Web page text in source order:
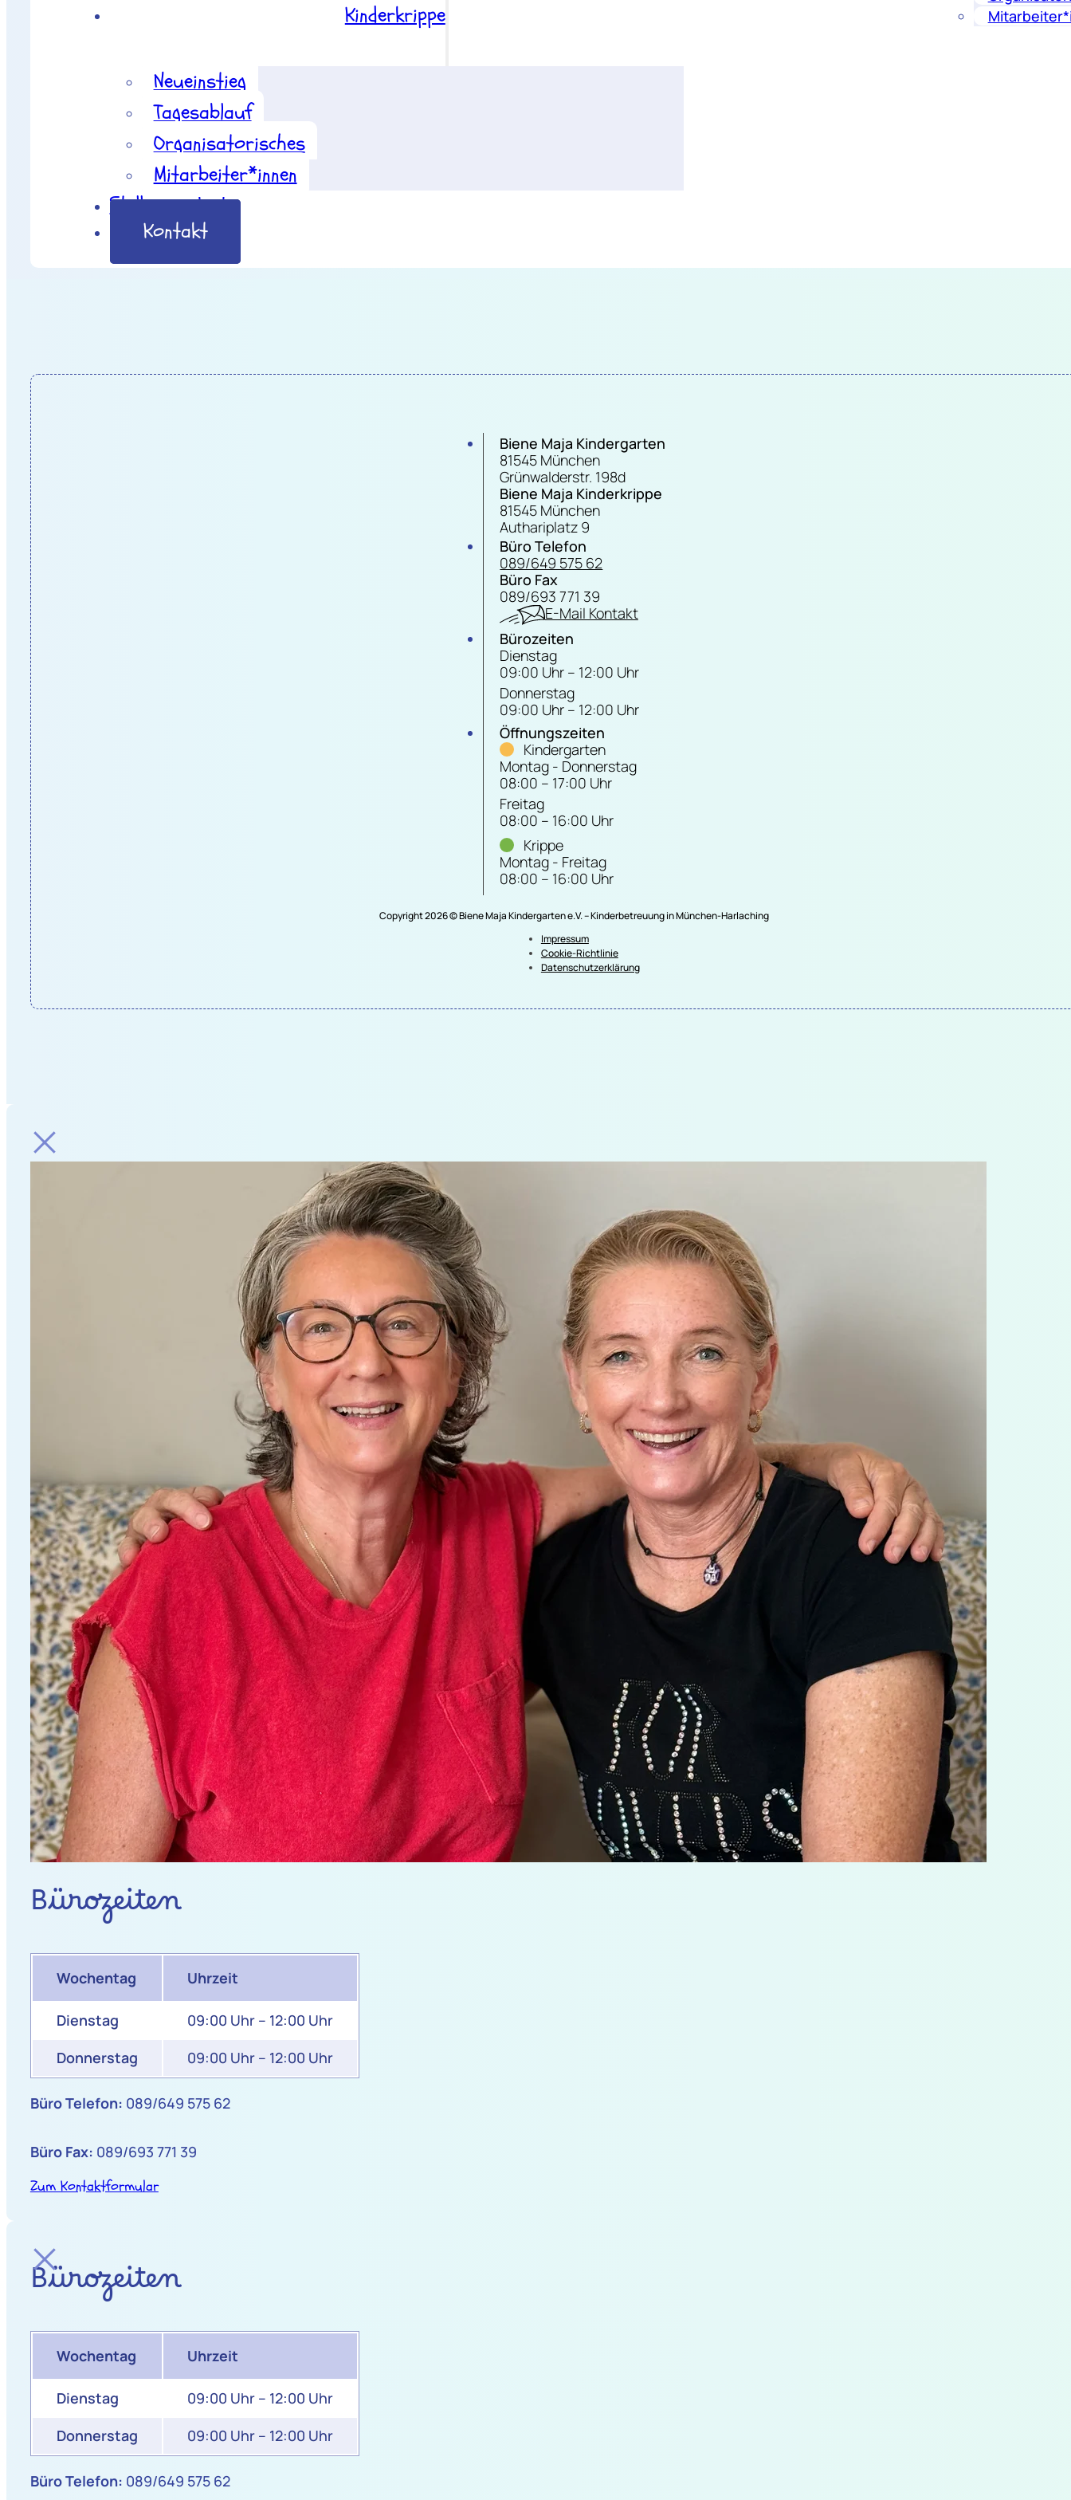
Kinderkrippe
Neueinstieg
Tagesablauf
Organisatorisches
Mitarbeiter*innen
Stellenangebote
Kontakt
Biene Maja Kindergarten
81545 München
Grünwalderstr. 198d
Biene Maja Kinderkrippe
81545 München
Authariplatz 9
Büro Telefon
089/649 575 62
Büro Fax
089/693 771 39
E-Mail Kontakt
Bürozeiten
Dienstag
09:00 Uhr – 12:00 Uhr
Donnerstag
09:00 Uhr – 12:00 Uhr
Öffnungszeiten
Kindergarten
Montag - Donnerstag
08:00 – 17:00 Uhr
Freitag
08:00 – 16:00 Uhr
Krippe
Montag - Freitag
08:00 – 16:00 Uhr
Copyright 2026 © Biene Maja Kindergarten e.V. – Kinderbetreuung in München-Harlaching
Impressum
Cookie-Richtlinie
Datenschutzerklärung
Bürozeiten
Wochentag Uhrzeit
Dienstag
09:00 Uhr – 12:00 Uhr
Donnerstag
09:00 Uhr – 12:00 Uhr
Büro Telefon: 089/649 575 62
Büro Fax: 089/693 771 39
Zum Kontaktformular
Bürozeiten
Wochentag Uhrzeit
Dienstag
09:00 Uhr – 12:00 Uhr
Donnerstag
09:00 Uhr – 12:00 Uhr
Büro Telefon: 089/649 575 62